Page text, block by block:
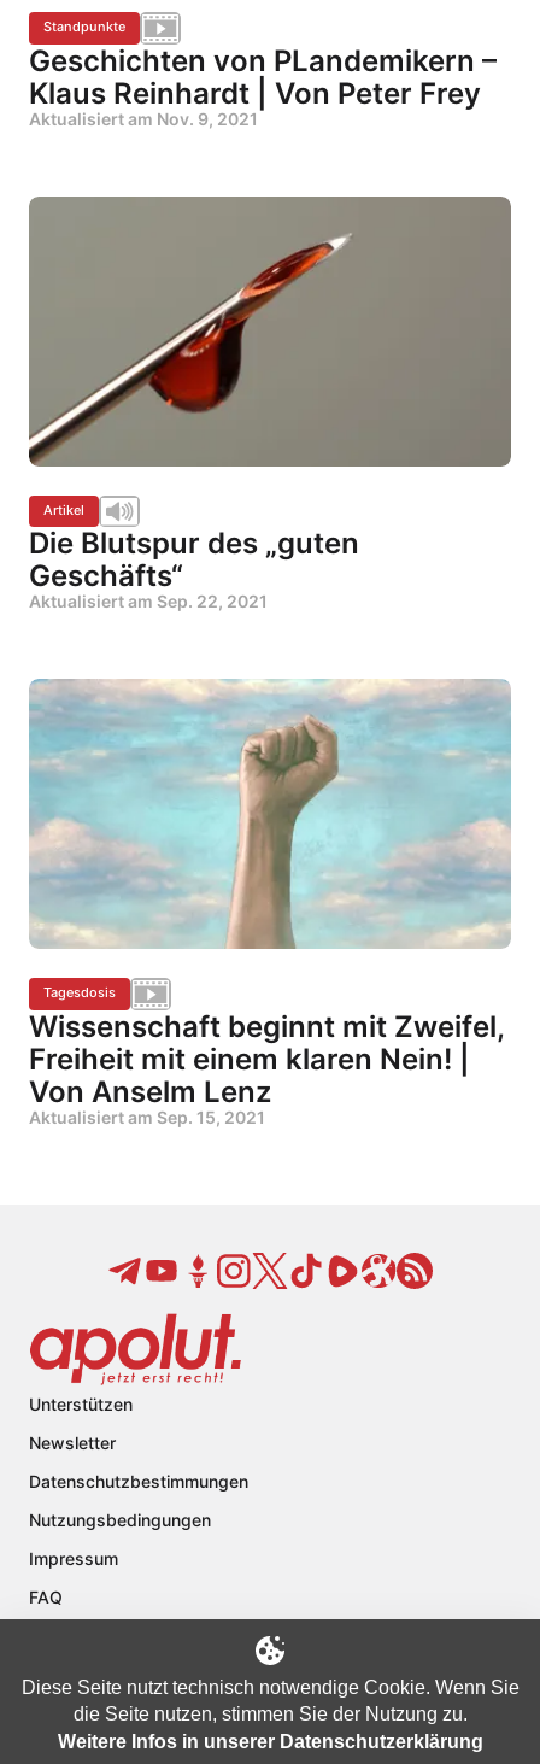
Standpunkte
Geschichten von PLandemikern –
Klaus Reinhardt | Von Peter Frey
Aktualisiert am Nov. 9, 2021
Artikel
Die Blutspur des „guten
Geschäfts“
Aktualisiert am Sep. 22, 2021
Tagesdosis
Wissenschaft beginnt mit Zweifel,
Freiheit mit einem klaren Nein! |
Von Anselm Lenz
Aktualisiert am Sep. 15, 2021
Unterstützen
Newsletter
Datenschutzbestimmungen
Nutzungsbedingungen
Impressum
FAQ
Diese Seite nutzt technisch notwendige Cookie. Wenn Sie
die Seite nutzen, stimmen Sie der Nutzung zu.
Weitere Infos in unserer Datenschutzerklärung